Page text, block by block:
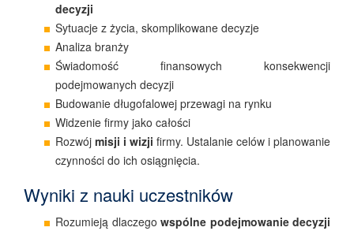
decyzji
Sytuacje z życia, skomplikowane decyzje
Analiza branży
Świadomość finansowych konsekwencji
podejmowanych decyzji
Budowanie długofalowej przewagi na rynku
Widzenie firmy jako całości
Rozwój misji i wizji firmy. Ustalanie celów i planowanie
czynności do ich osiągnięcia.
Wyniki z nauki uczestników
Rozumieją dlaczego wspólne podejmowanie decyzji